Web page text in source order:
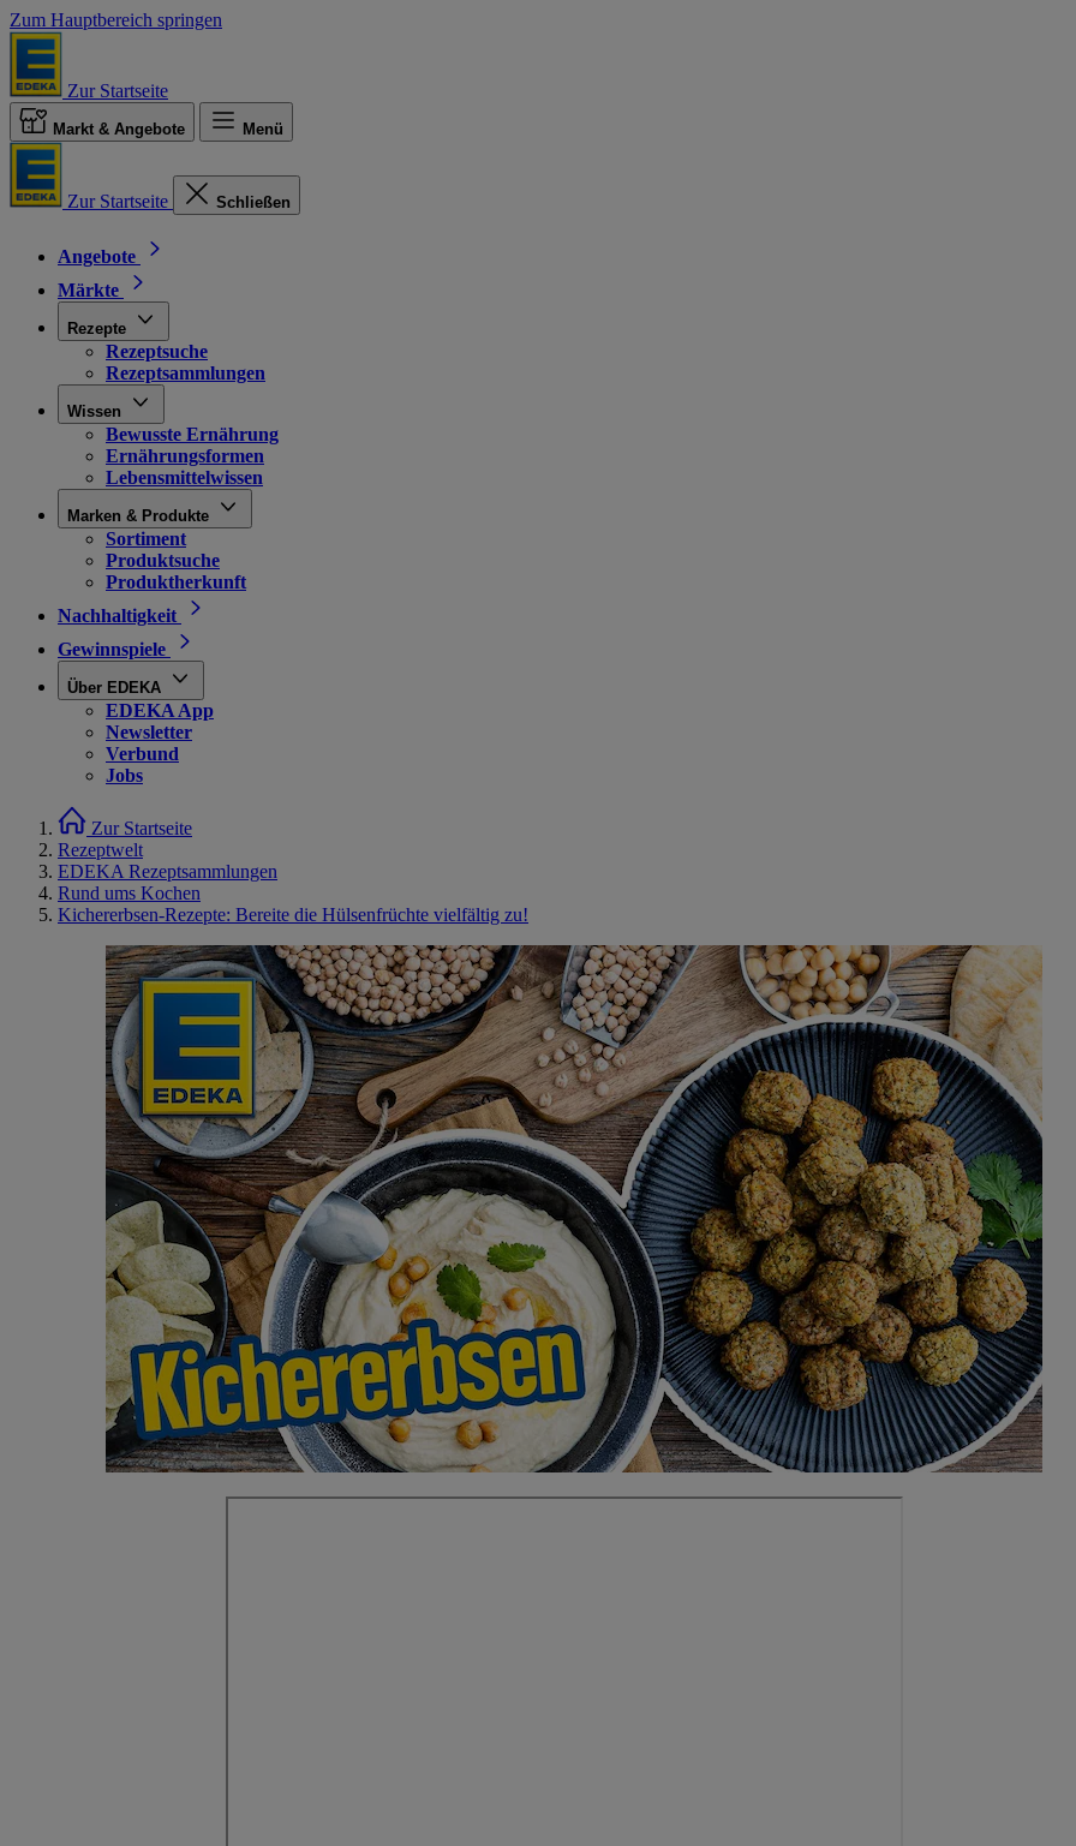
Zum Hauptbereich springen
Zur Startseite
Markt & Angebote Menü
Zur Startseite Schließen
Angebote
Märkte
Rezepte
Rezeptsuche
Rezeptsammlungen
Wissen
Bewusste Ernährung
Ernährungsformen
Lebensmittelwissen
Marken & Produkte
Sortiment
Produktsuche
Produktherkunft
Nachhaltigkeit
Gewinnspiele
Über EDEKA
EDEKA App
Newsletter
Verbund
Jobs
Zur Startseite
Rezeptwelt
EDEKA Rezeptsammlungen
Rund ums Kochen
Kichererbsen-Rezepte: Bereite die Hülsenfrüchte vielfältig zu!